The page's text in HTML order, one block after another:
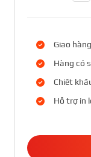
Giao
Hàng có
Chiết
Hỗ trợ in